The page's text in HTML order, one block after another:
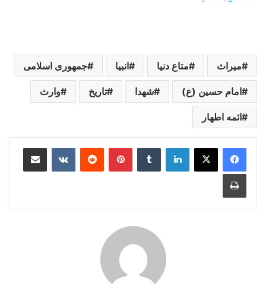
میراث متاع دنیا انبیا جمهوری اسلامی
امام حسین (ع) شهدا تاریخ وارث
ائمه اطهار
لینکدین ‫تامبلر ‫پین‌ترست‫رددیت ‫VKontakteاشتراک گذاری از طریق ایمیل
چاپ